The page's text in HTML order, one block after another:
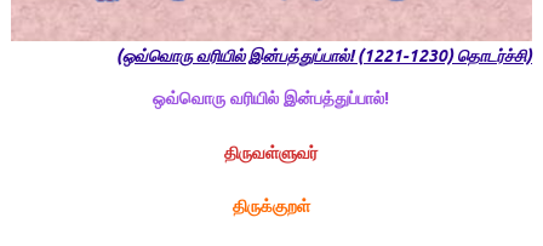
(ஒவ்வொரு வரியில் இன்பத்துப்பால்! (1221-1230) தொடர்ச்சி)
ஒவ்வொரு வரியில் இன்பத்துப்பால்!
திருவள்ளுவர்
திருக்குறள்